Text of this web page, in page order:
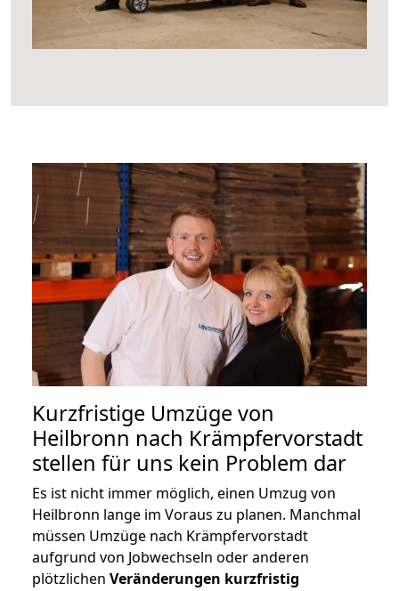
Kurzfristige Umzüge von
Heilbronn nach Krämpfervorstadt
stellen für uns kein Problem dar
Es ist nicht immer möglich, einen Umzug von
Heilbronn lange im Voraus zu planen. Manchmal
müssen Umzüge nach Krämpfervorstadt
aufgrund von Jobwechseln oder anderen
plötzlichen Veränderungen kurzfristig